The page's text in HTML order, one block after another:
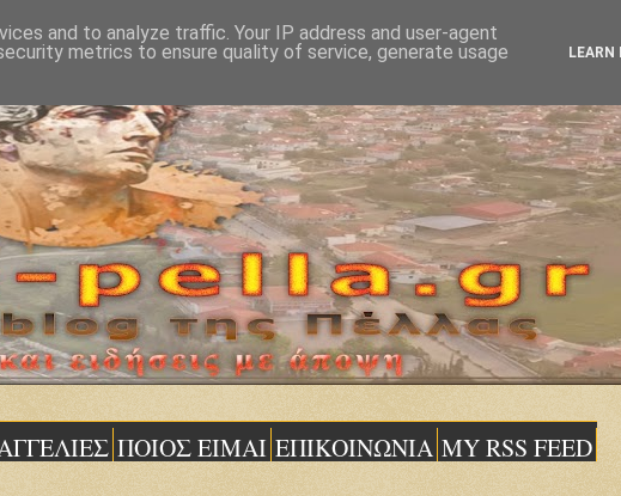
ΠΟΙΟΣ ΕΙΜΑΙ ΕΠΙΚΟΙΝΩΝΙΑ MY RSS FEED
and to analyze traffic. Your IP address and user-agent
metrics to ensure quality of service, generate usage
LEARN